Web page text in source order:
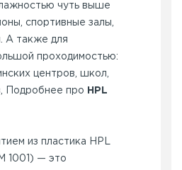
чуть выше
спортивные залы,
А также для
проходимостью:
центров, школ,
Подробнее про
HPL
из пластика HPL
1001) — это